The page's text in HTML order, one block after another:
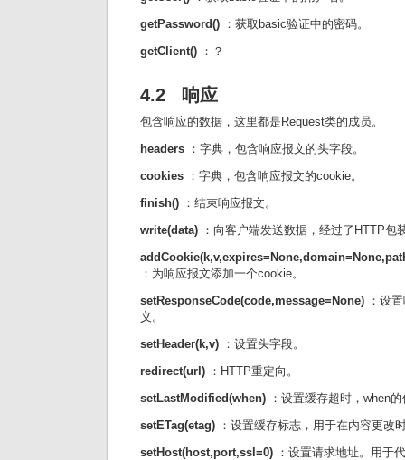
getPassword() ：获取basic验证中的密码。
getClient() ：？
4.2 响应
包含响应的数据，这里都是Request类的成员。
headers ：字典，包含响应报文的头字段。
cookies ：字典，包含响应报文的cookie。
finish() ：结束响应报文。
write(data) ：向客户端发送数据，经过了HTTP包
：为响应报文添加一个cookie。
setResponseCode(code,message=None) ：设
义。
setHeader(k,v) ：设置头字段。
redirect(url) ：HTTP重定向。
setLastModified(when) ：设置缓存超时，when
setETag(etag) ：设置缓存标志，用于在内容更改
setHost(host,port,ssl=0) ：设置请求地址。用于